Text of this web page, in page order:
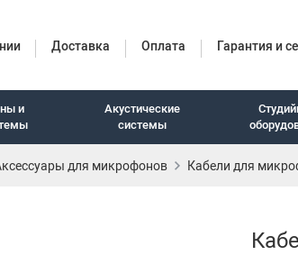
Доставка Оплата Гарантия и
и
Акустические
системы
для микрофонов Кабели для